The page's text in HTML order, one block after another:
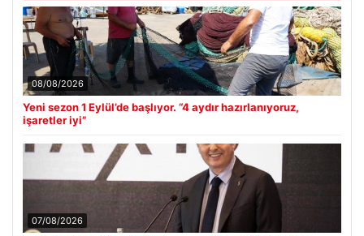
08/08/2026
Yeni sezon 1 Eylül’de başlıyor. “4 aydır hazırlanıyoruz,
işaretler iyi”
07/08/2026